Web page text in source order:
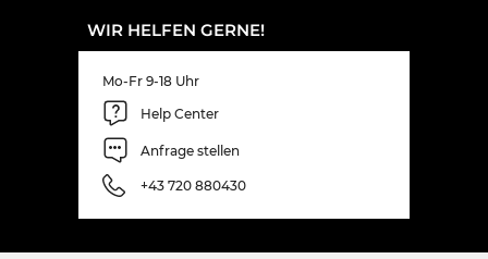
WIR HELFEN GERNE!
Mo-Fr 9-18 Uhr
Help Center
Anfrage stellen
+43 720 880430